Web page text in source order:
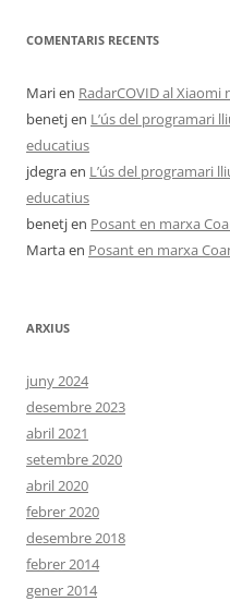
COMENTARIS RECENTS
Marien RadarCOVID al
benetjen L’ús del programari
educatius
jdegraen L’ús del programari
educatius
benetjen Posant en marxa
Martaen Posant en marxa
ARXIUS
juny 2024
desembre 2023
abril 2021
setembre 2020
abril 2020
febrer 2020
desembre 2018
febrer 2014
gener 2014